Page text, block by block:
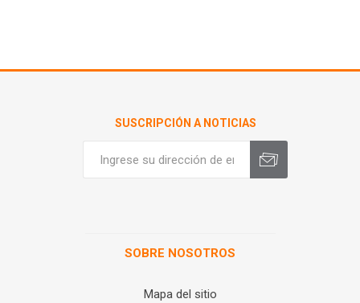
SUSCRIPCIÓN A NOTICIAS
SOBRE NOSOTROS
Mapa del sitio